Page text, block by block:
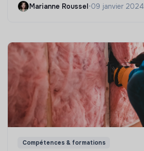
Marianne Roussel•09 janvier 2024
Compétences & formations